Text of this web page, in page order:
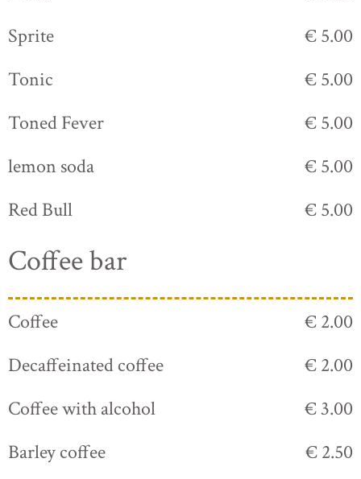
Sprite
€ 5.00
Tonic
€ 5.00
Toned Fever
€ 5.00
lemon soda
€ 5.00
Red Bull
€ 5.00
Coffee bar
Coffee
€ 2.00
Decaffeinated coffee
€ 2.00
Coffee with alcohol
€ 3.00
Barley coffee
€ 2.50